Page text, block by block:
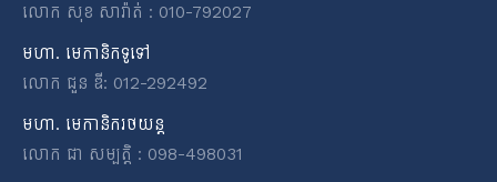
លោក សុខ សារ៉ាត់ : 010-792027
មហា. មេកានិកទូទៅ
លោក ជួន ឌី: 012-292492
មហា. មេកានិករថយន្ត
លោក ជា សម្បត្តិ : 098-498031